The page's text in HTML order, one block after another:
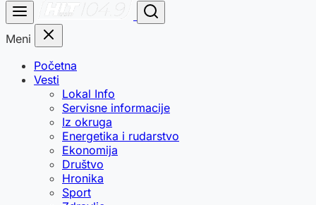
Meni
Početna
Vesti
Lokal Info
Servisne informacije
Iz okruga
Energetika i rudarstvo
Ekonomija
Društvo
Hronika
Sport